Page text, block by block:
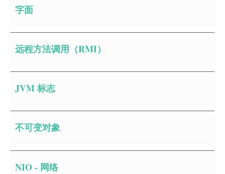
字面
远程方法调用（RMI）
JVM 标志
不可变对象
NIO - 网络